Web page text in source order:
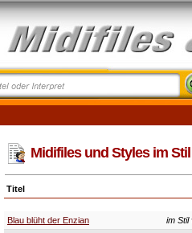
Midifiles und Styles im
Titel
Blau blüht der Enzian
im Stil